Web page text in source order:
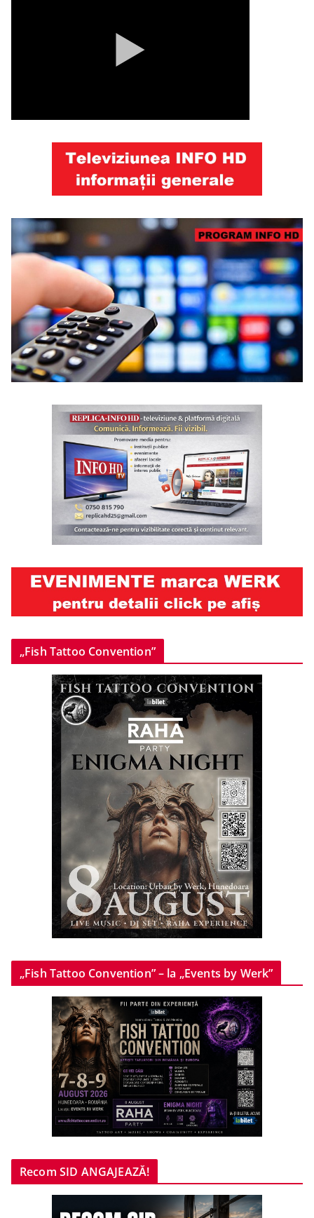
„Fish Tattoo Convention”
„Fish Tattoo Convention” – la „Events by Werk”
Recom SID ANGAJEAZĂ!